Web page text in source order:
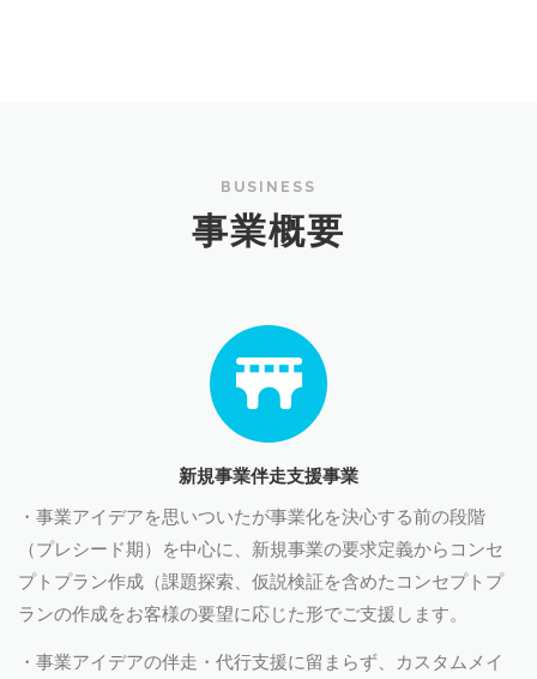
BUSINESS
事業概要
新規事業伴走支援事業
・事業アイデアを思いついたが事業化を決心する前の段階
（プレシード期）を中心に、新規事業の要求定義からコンセ
プトプラン作成（課題探索、仮説検証を含めたコンセプトプ
ランの作成をお客様の要望に応じた形でご支援します。
・事業アイデアの伴走・代行支援に留まらず、カスタムメイ